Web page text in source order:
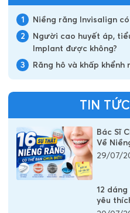
1
Niềng răng Invisalign
2
Người cao huyết áp,
Implant được không?
3
Răng hô và khấp
TIN
Bác Sĩ
Về
Vẫn
29/07/
12
yêu